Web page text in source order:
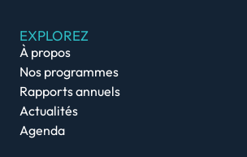
EXPLOREZ
À propos
Nos programmes
Rapports annuels
Actualités
Agenda